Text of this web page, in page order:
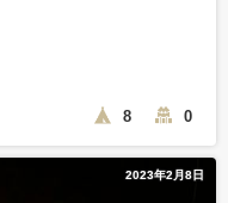
8 0
2023年2月8日